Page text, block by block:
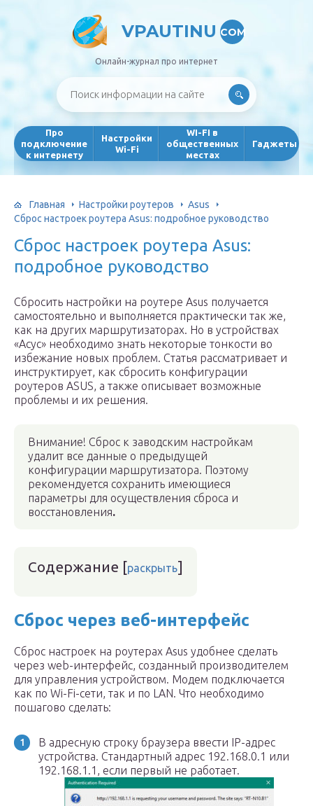
VPAUTINU COM
Онлайн-журнал про интернет
Про
подключение
к интернету
Настройки
Wi-Fi
WI-FI в
общественных
местах
Гаджеты
Главная Настройки роутеров
Asus
Сброс настроек роутера Asus: подробное руководство
Сброс настроек роутера Asus:
подробное руководство
Сбросить настройки на роутере Asus получается
самостоятельно и выполняется практически так же,
как на других маршрутизаторах. Но в устройствах
«Асус» необходимо знать некоторые тонкости во
избежание новых проблем. Статья рассматривает и
инструктирует, как сбросить конфигурации
роутеров ASUS, а также описывает возможные
проблемы и их решения.
Внимание! Сброс к заводским настройкам
удалит все данные о предыдущей
конфигурации маршрутизатора. Поэтому
рекомендуется сохранить имеющиеся
параметры для осуществления сброса и
восстановления.
Содержание [раскрыть]
Сброс через веб-интерфейс
Сброс настроек на роутерах Asus удобнее сделать
через web-интерфейс, созданный производителем
для управления устройством. Модем подключается
как по Wi-Fi-сети, так и по LAN. Что необходимо
пошагово сделать:
В адресную строку браузера ввести IP-адрес
устройства. Стандартный адрес 192.168.0.1 или
192.168.1.1, если первый не работает.